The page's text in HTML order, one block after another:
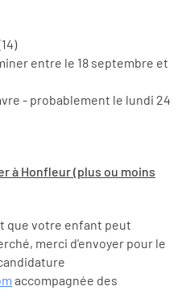
entre le 18 septembre et
- probablement le lundi 24
à Honfleur (plus ou moins
que votre enfant peut
merci d'envoyer pour le
accompagnée des